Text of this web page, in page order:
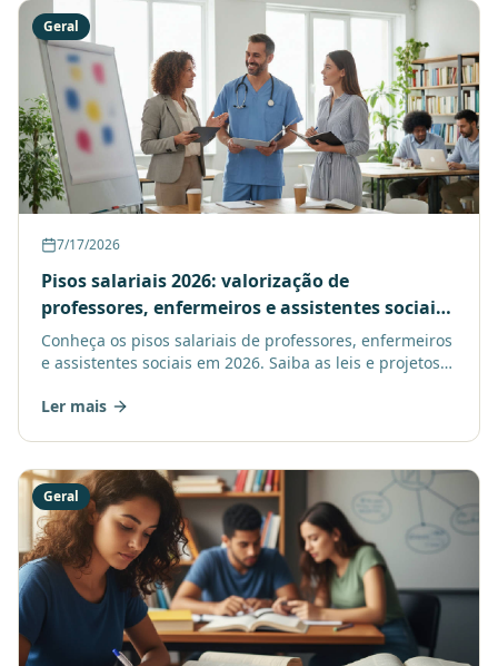
Geral
7/17/2026
Pisos salariais 2026: valorização de
professores, enfermeiros e assistentes sociais
via plataforma de ensino
Conheça os pisos salariais de professores, enfermeiros
e assistentes sociais em 2026. Saiba as leis e projetos
Ler mais
Geral